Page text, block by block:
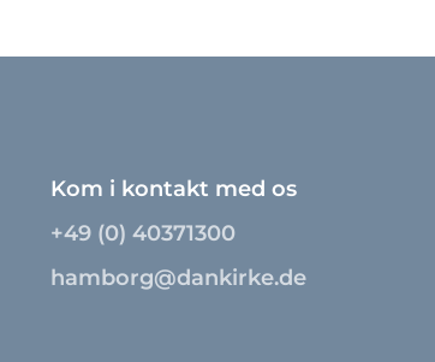
Kom i kontakt med os
+49 (0) 40371300
hamborg@dankirke.de